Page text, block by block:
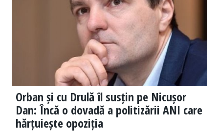
Orban și cu Drulă îl susțin pe Nicușor
Dan: Încă o dovadă a politizării ANI care
hărțuiește opoziția